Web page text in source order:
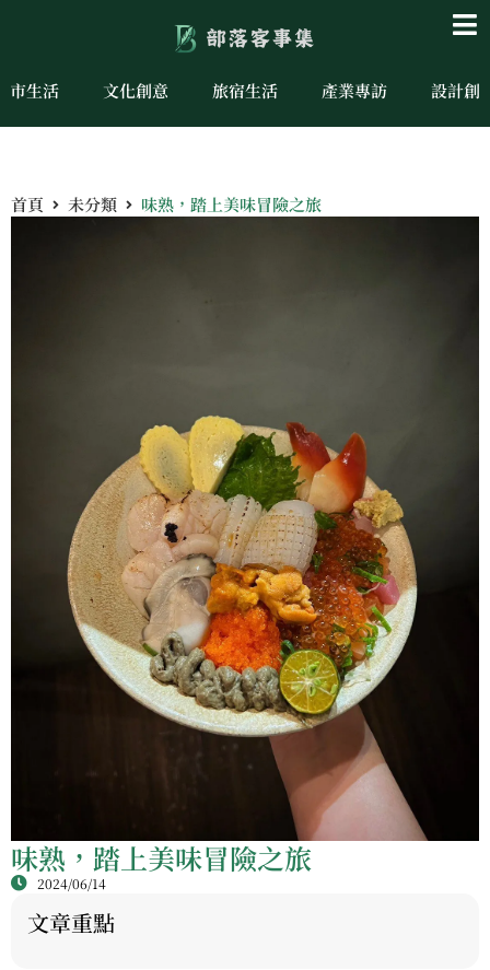
市生活 文化創意 旅宿生活 產業專訪 設計創
首頁 未分類 味熟，踏上美味冒險之旅
味熟，踏上美味冒險之旅
2024/06/14
文章重點